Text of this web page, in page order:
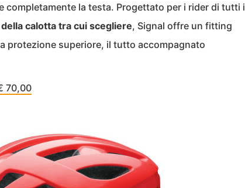
la testa. Progettato per i rider di tutti i
calotta tra cui scegliere, Signal offre un fitting
protezione superiore, il tutto accompagnato
70,00